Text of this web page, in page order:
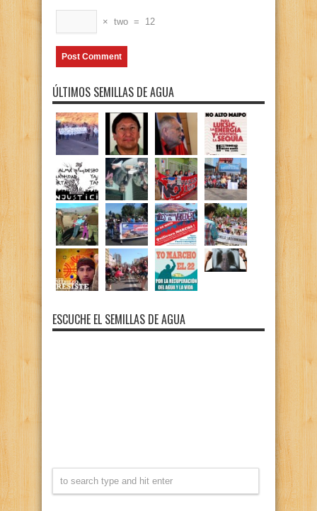
× two = 12
ÚLTIMOS SEMILLAS DE AGUA
ESCUCHE EL SEMILLAS DE AGUA